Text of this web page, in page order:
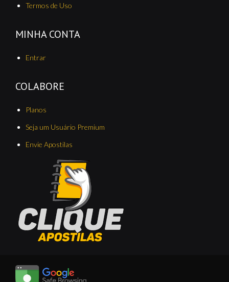
Termos de Uso
MINHA CONTA
Entrar
COLABORE
Planos
Seja um Usuário Premium
Envie Apostilas